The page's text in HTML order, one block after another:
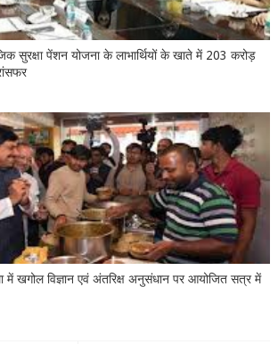
सुरक्षा पेंशन योजना के लाभार्थियों के खाते में 203 करोड़
में खगोल विज्ञान एवं अंतरिक्ष अनुसंधान पर आयोजित सत्र में